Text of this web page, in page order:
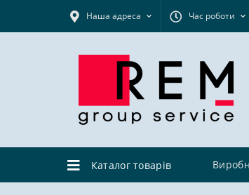
Наша адреса Час роботи
Каталог товарів